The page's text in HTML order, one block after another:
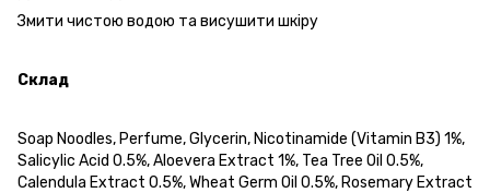
Змити чистою водою та висушити шкіру
Склад
Soap Noodles, Perfume, Glycerin, Nicotinamide (Vitamin B3) 1%,
Salicylic Acid 0.5%, Aloevera Extract 1%, Tea Tree Oil 0.5%,
Calendula Extract 0.5%, Wheat Germ Oil 0.5%, Rosemary Extract